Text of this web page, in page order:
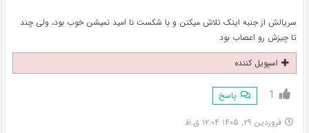
سریالش از جنبه اینک تلاش میکنن و با شکست نا امید نمیشن خوب بود، ولی چند
تا چیزش رو اعصاب بود
اسپویل کننده
1 پاسخ
فروردین ۲۹, ۱۴۰۵ ۱۲:۰۴ ق.ظ